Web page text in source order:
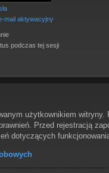
mail aktywacyjny
podczas tej sesji
użytkownikiem
Przed rejestracją
dotyczących